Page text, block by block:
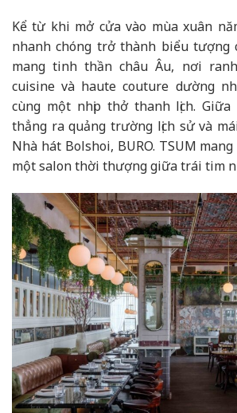
Kể từ khi mở cửa vào mùa xuân
nhanh chóng trở thành biểu tượng
mang tinh thần châu Âu, nơi
cuisine và haute couture dường
cùng một nhịp thở thanh lịch.
thẳng ra quảng trường lịch sử và
Nhà hát Bolshoi, BURO. TSUM
một salon thời thượng giữa trái tim